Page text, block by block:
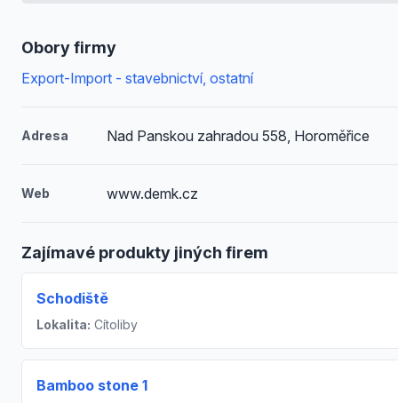
Obory firmy
Export-Import - stavebnictví, ostatní
Adresa Nad Panskou zahradou 558, Horoměřice
Web www.demk.cz
Zajímavé produkty jiných firem
Schodiště
Lokalita: Cítoliby
Bamboo stone 1